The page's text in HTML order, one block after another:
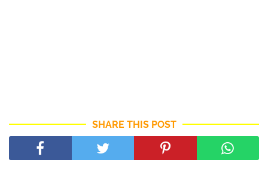
SHARE THIS POST